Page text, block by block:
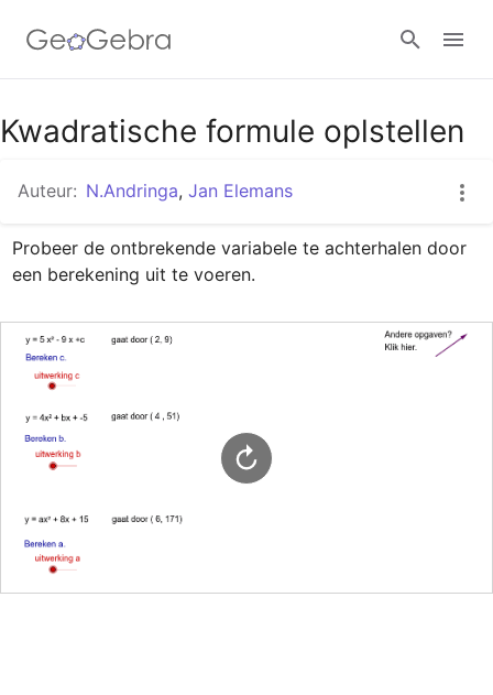
Google Classroom
GeoGebra Klaslokaal
Aanmelden
Kwadratische formule oplstellen
Auteur: N.Andringa, Jan Elemans
Probeer de ontbrekende variabele te achterhalen door
een berekening uit te voeren.